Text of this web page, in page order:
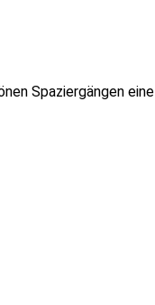
Spaziergängen